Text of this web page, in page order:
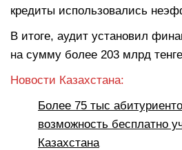
кредиты использовались
В итоге, аудит установил
на сумму более 203 млрд
Новости Казахстана:
Более 75 тыс
возможность бесплатно
Казахстана